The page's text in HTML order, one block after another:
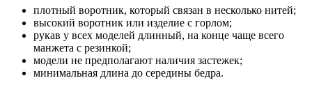
плотный воротник, который связан в несколько нитей;
высокий воротник или изделие с горлом;
рукав у всех моделей длинный, на конце чаще всего
манжета с резинкой;
модели не предполагают наличия застежек;
минимальная длина до середины бедра.